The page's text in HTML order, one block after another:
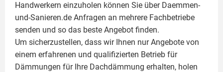
Handwerkern einzuholen können Sie über Daemmen-
und-Sanieren.de Anfragen an mehrere Fachbetriebe
senden und so das beste Angebot finden.
Um sicherzustellen, dass wir Ihnen nur Angebote von
einem erfahrenen und qualifizierten Betrieb für
Dämmungen für Ihre Dachdämmung erhalten, holen